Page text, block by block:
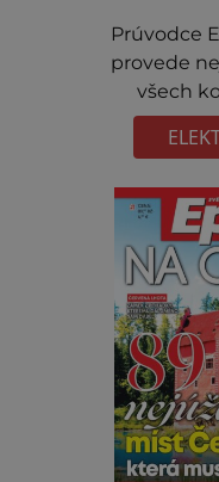
Prúvodce
provede
všech